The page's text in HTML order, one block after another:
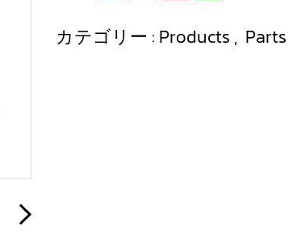
カテゴリー : Products , Parts